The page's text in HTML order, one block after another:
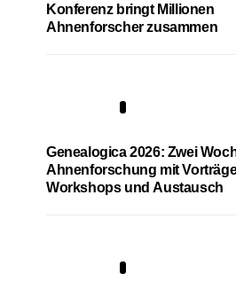
Konferenz bringt Millionen
Ahnenforscher zusammen
Genealogica 2026: Zwei
Ahnenforschung mit
Workshops und Austausch